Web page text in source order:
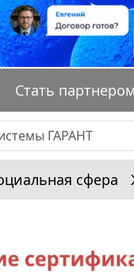
Стать партнером
сфера